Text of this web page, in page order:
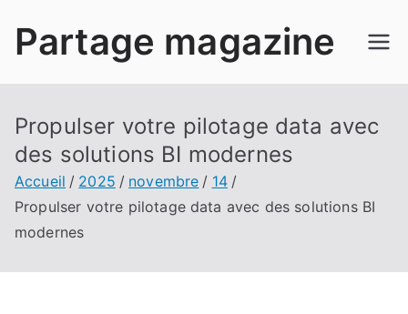
Partage magazine
Propulser votre pilotage data avec
des solutions BI modernes
Accueil 2025 novembre
14
Propulser votre pilotage data avec des solutions BI
modernes